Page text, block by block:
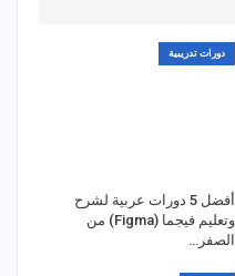
دورات تدريبية
أفضل 5 دورات عربية لشرح
وتعليم فيجما (Figma) من
الصفر…